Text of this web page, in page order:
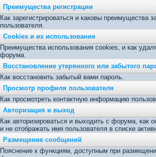
Преимущества регистрации
Как зарегистрироваться и каковы преимущества
пользователя.
Cookies и их использование
Преимущества использования cookies, и как
форума.
Восстановление утерянного или забытого
Как восстановить забытый вами пароль.
Просмотр профиля пользователя
Как просмотреть контактную информацию
Авторизация и выход
Как авторизироваться и выходить с форума, как
и не отображать имя пользователя в списке
Размещение сообщений
Пояснение к функциям, доступным при